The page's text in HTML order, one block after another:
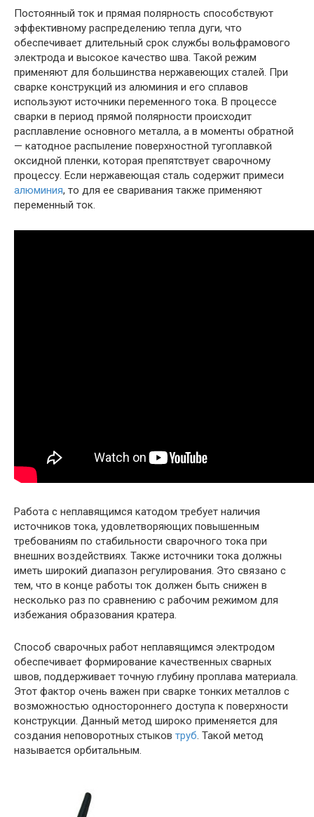
Постоянный ток и прямая полярность способствуют
эффективному распределению тепла дуги, что
обеспечивает длительный срок службы вольфрамового
электрода и высокое качество шва. Такой режим
применяют для большинства нержавеющих сталей. При
сварке конструкций из алюминия и его сплавов
используют источники переменного тока. В процессе
сварки в период прямой полярности происходит
расплавление основного металла, а в моменты обратной
— катодное распыление поверхностной тугоплавкой
оксидной пленки, которая препятствует сварочному
процессу. Если нержавеющая сталь содержит примеси
алюминия, то для ее сваривания также применяют
переменный ток.
Работа с неплавящимся катодом требует наличия
источников тока, удовлетворяющих повышенным
требованиям по стабильности сварочного тока при
внешних воздействиях. Также источники тока должны
иметь широкий диапазон регулирования. Это связано с
тем, что в конце работы ток должен быть снижен в
несколько раз по сравнению с рабочим режимом для
избежания образования кратера.
Способ сварочных работ неплавящимся электродом
обеспечивает формирование качественных сварных
швов, поддерживает точную глубину проплава материала.
Этот фактор очень важен при сварке тонких металлов с
возможностью одностороннего доступа к поверхности
конструкции. Данный метод широко применяется для
создания неповоротных стыков труб. Такой метод
называется орбитальным.